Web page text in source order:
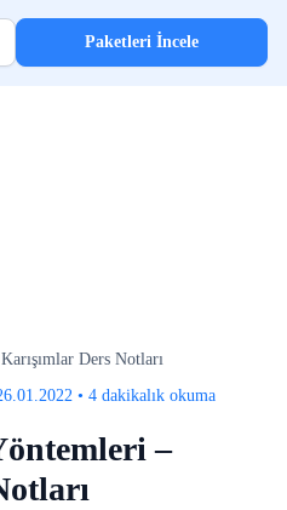
Paketleri İncele
Ders Notları
• 4 dakikalık okuma
–